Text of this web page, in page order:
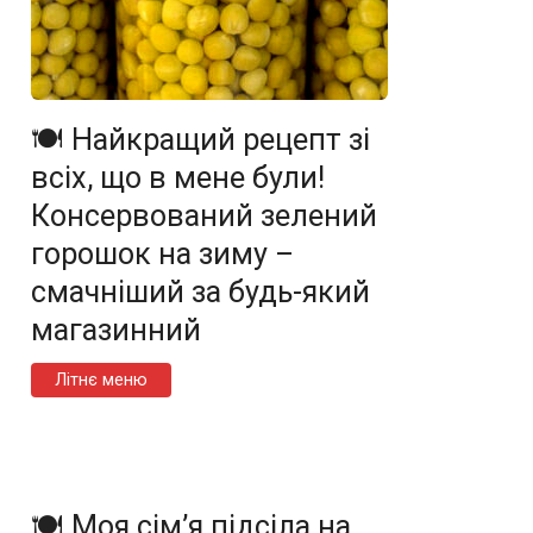
🍽️ Найкращий рецепт зі
всіх, що в мене були!
Консервований зелений
горошок на зиму –
смачніший за будь-який
магазинний
Літнє меню
🍽️ Моя сім’я підсіла на